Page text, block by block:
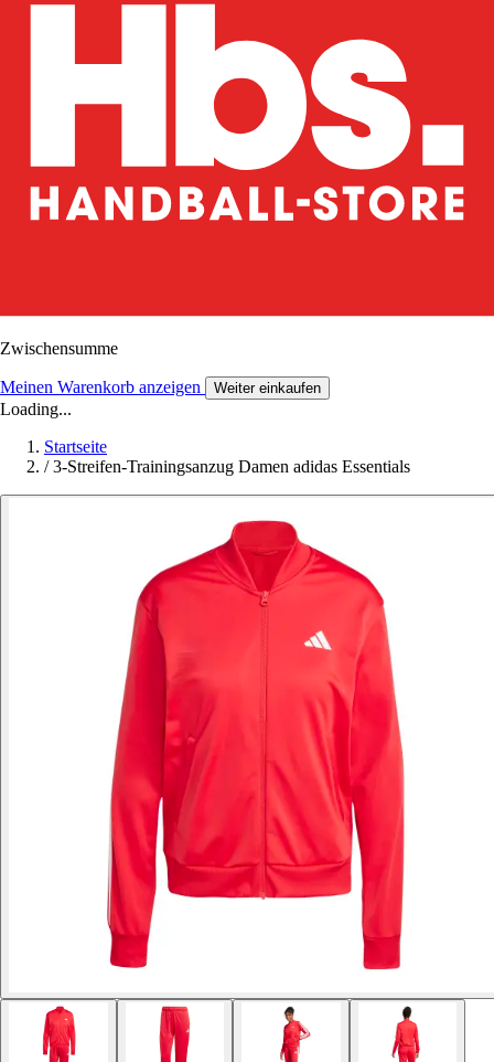
Zwischensumme
Meinen Warenkorb anzeigen Weiter einkaufen
Loading...
Startseite
/ 3-Streifen-Trainingsanzug Damen adidas Essentials